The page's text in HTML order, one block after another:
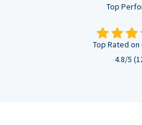
Top
Top Rated
4.8/5